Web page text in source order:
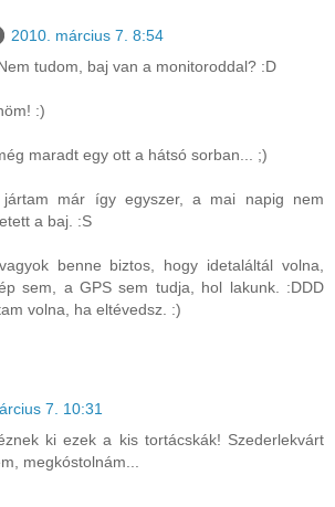
2010. március 7. 8:54
tudom, baj van a monitoroddal? :D
:)
maradt egy ott a hátsó sorban... ;)
már így egyszer, a mai napig nem
a baj. :S
benne biztos, hogy idetaláltál volna,
sem, a GPS sem tudja, hol lakunk. :DDD
volna, ha eltévedsz. :)
7. 10:31
ki ezek a kis tortácskák! Szederlekvárt
megkóstolnám...